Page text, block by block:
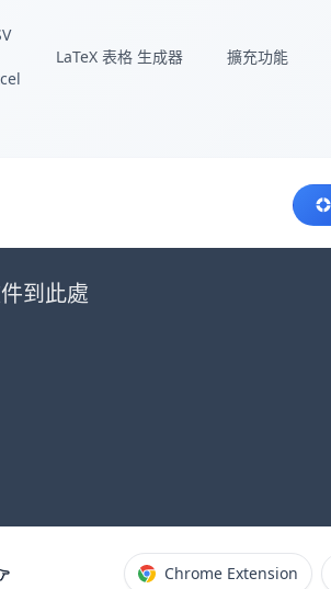
LaTeX 表格 生成器 擴充功能
到此處
Chrome Extension